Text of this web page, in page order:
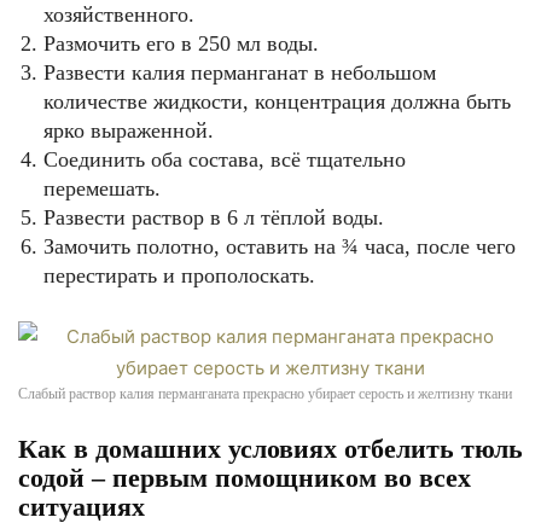
хозяйственного.
Размочить его в 250 мл воды.
Развести калия перманганат в небольшом
количестве жидкости, концентрация должна быть
ярко выраженной.
Соединить оба состава, всё тщательно
перемешать.
Развести раствор в 6 л тёплой воды.
Замочить полотно, оставить на ¾ часа, после чего
перестирать и прополоскать.
Слабый раствор калия перманганата прекрасно убирает серость и желтизну ткани
Как в домашних условиях отбелить тюль
содой – первым помощником во всех
ситуациях